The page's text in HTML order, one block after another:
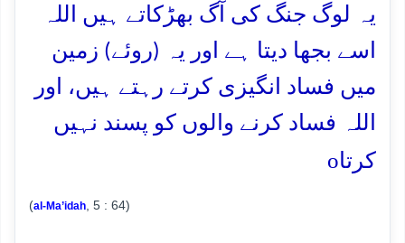
یہ لوگ جنگ کی آگ بھڑکاتے ہیں اللہ
اسے بجھا دیتا ہے اور یہ (روئے) زمین
میں فساد انگیزی کرتے رہتے ہیں، اور
اللہ فساد کرنے والوں کو پسند نہیں
کرتاo
(al-Ma’idah , 5 : 64)